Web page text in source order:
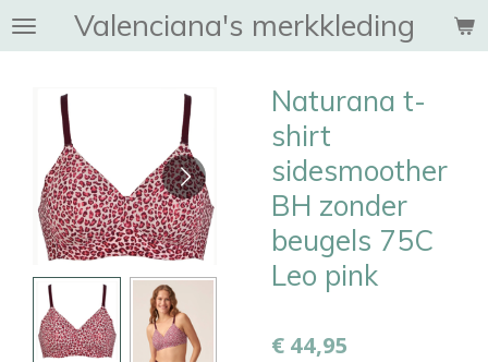
Ga
direct
hoofdinhoud
Valenciana's merkkleding
Naturana t-
shirt
sidesmoother
BH zonder
beugels 75C
Leo pink
€ 44,95